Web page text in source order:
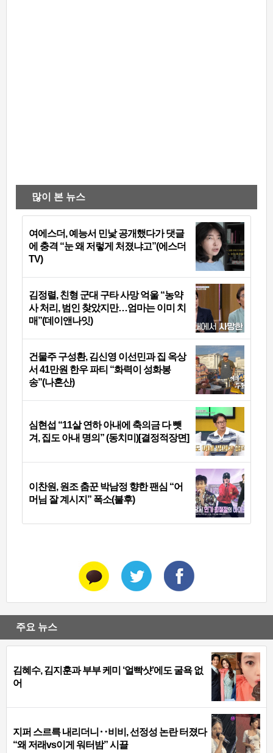
많이 본 뉴스
여에스더, 예능서 민낯 공개했다가 댓글
에 충격 “눈 왜 저렇게 처졌냐고”(에스더
TV)
김정렬, 친형 군대 구타 사망 억울 “농약
사 처리, 범인 찾았지만…엄마는 이미 치
매”(데이앤나잇)
건물주 구성환, 김신영 이선민과 집 옥상
서 41만원 한우 파티 “화력이 성화봉
송”(나혼산)
심현섭 “11살 연하 아내에 축의금 다 뺏
겨, 집도 아내 명의” (동치미)[결정적장면]
이찬원, 원조 춤꾼 박남정 향한 팬심 “어
머님 잘 계시지” 폭소(불후)
주요 뉴스
김혜수, 김지훈과 부부 케미 ‘얼빡샷’에도 굴욕 없
어
지퍼 스르륵 내리더니‥비비, 선정성 논란 터졌다
“왜 저래vs이게 워터밤” 시끌